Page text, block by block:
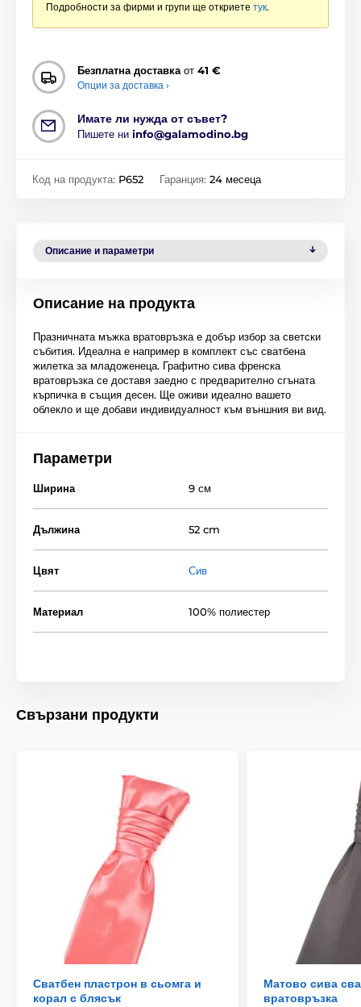
Подробности за фирми и групи ще откриете тук.
Безплатна доставка от 41 €
Опции за доставка ›
Имате ли нужда от съвет?
Пишете ни info@galamodino.bg
Код на продукта: P652 Гаранция: 24 месеца
Описание и параметри
Описание на продукта
Празничната мъжка вратовръзка е добър избор за светски
събития. Идеална е например в комплект със сватбена
жилетка за младоженеца. Графитно сива френска
вратовръзка се доставя заедно с предварително сгъната
кърпичка в същия десен. Ще оживи идеално вашето
облекло и ще добави индивидуалност към външния ви вид.
Параметри
Ширина 9 см
Дължина 52 cm
Цвят Сив
Материал 100% полиестер
Свързани продукти
Сватбен пластрон в сьомга и
корал с блясък
Матово сива
вратовръзка